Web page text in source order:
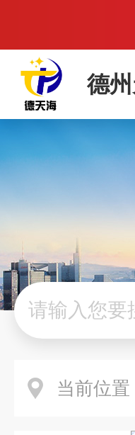
德
当前位置